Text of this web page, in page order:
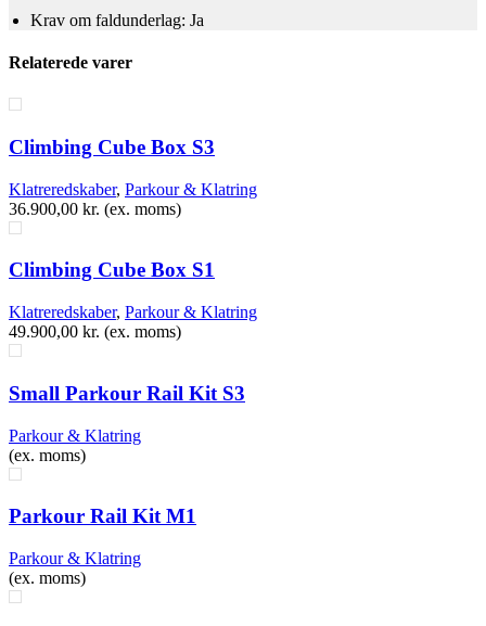
Krav om faldunderlag: Ja
Relaterede varer
Climbing Cube Box S3
Klatreredskaber, Parkour & Klatring
36.900,00 kr. (ex. moms)
Climbing Cube Box S1
Klatreredskaber, Parkour & Klatring
49.900,00 kr. (ex. moms)
Small Parkour Rail Kit S3
Parkour & Klatring
(ex. moms)
Parkour Rail Kit M1
Parkour & Klatring
(ex. moms)